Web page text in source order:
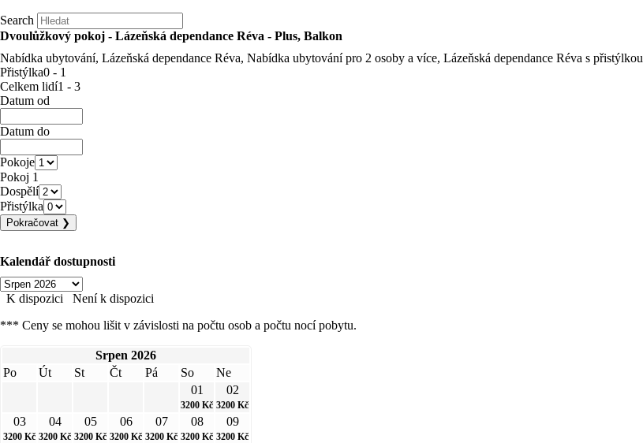
Search
Dvoulůžkový pokoj - Lázeňská dependance Réva - Plus, Balkon
Nabídka ubytování, Lázeňská dependance Réva, Nabídka ubytování pro 2 osoby a více, Lázeňská dependance Réva s přistýlkou
Kalendář dostupnosti
K dispozici
Není k dispozici
*** Ceny se mohou lišit v závislosti na počtu osob a počtu nocí pobytu.
Srpen 2026
Po
Út St Čt Pá So
Ne
01
3200 Kč
02
3200 Kč
03
3200 Kč
04
3200 Kč
05
3200 Kč
06
3200 Kč
07
3200 Kč
08
3200 Kč
09
3200 Kč
Přistýlka0 - 1
Celkem lidí1 - 3
Datum od
Datum do
Pokoje
Pokoj 1
Dospělí
Přistýlka